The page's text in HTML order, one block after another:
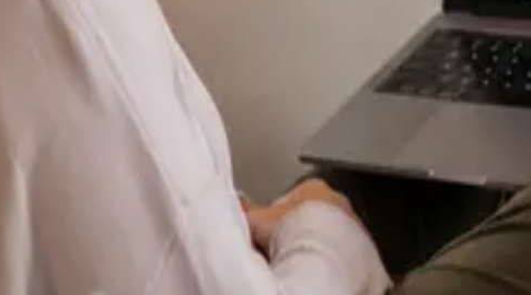
Dermatología Especialista
:Dermatología Especialista
Reservar